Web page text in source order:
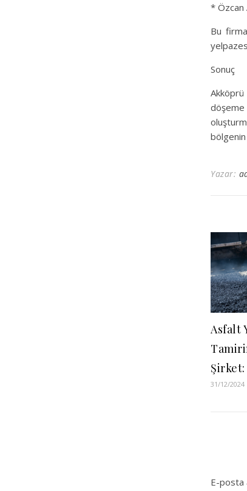
* Özcan
Bu
Sonuç
döşeme
Yazar:
Asfalt
31/12/2024
E-posta